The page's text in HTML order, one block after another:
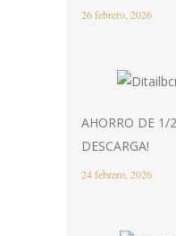
26 febrero, 2026
AHORRO DE 1/
DESCARGA!
24 febrero, 2026